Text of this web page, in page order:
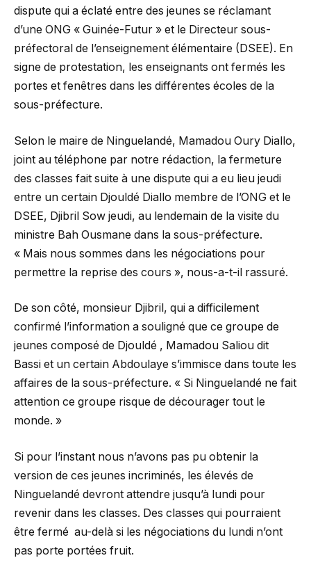
dispute qui a éclaté entre des jeunes se réclamant
d’une ONG « Guinée-Futur » et le Directeur sous-
préfectoral de l’enseignement élémentaire (DSEE). En
signe de protestation, les enseignants ont fermés les
portes et fenêtres dans les différentes écoles de la
sous-préfecture.
Selon le maire de Ninguelandé, Mamadou Oury Diallo,
joint au téléphone par notre rédaction, la fermeture
des classes fait suite à une dispute qui a eu lieu jeudi
entre un certain Djouldé Diallo membre de l’ONG et le
DSEE, Djibril Sow jeudi, au lendemain de la visite du
ministre Bah Ousmane dans la sous-préfecture.
« Mais nous sommes dans les négociations pour
permettre la reprise des cours », nous-a-t-il rassuré.
De son côté, monsieur Djibril, qui a difficilement
confirmé l’information a souligné que ce groupe de
jeunes composé de Djouldé , Mamadou Saliou dit
Bassi et un certain Abdoulaye s’immisce dans toute les
affaires de la sous-préfecture. « Si Ninguelandé ne fait
attention ce groupe risque de décourager tout le
monde. »
Si pour l’instant nous n’avons pas pu obtenir la
version de ces jeunes incriminés, les élevés de
Ninguelandé devront attendre jusqu’à lundi pour
revenir dans les classes. Des classes qui pourraient
être fermé au-delà si les négociations du lundi n’ont
pas porte portées fruit.